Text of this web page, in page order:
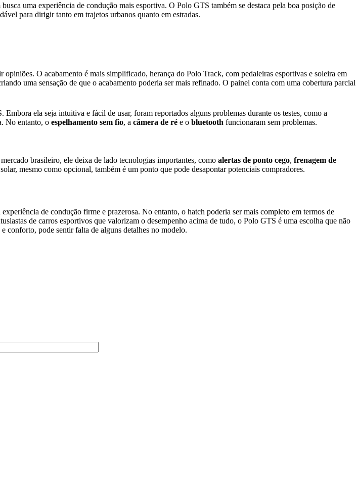
uma experiência de condução mais esportiva. O Polo GTS também se destaca pela boa posição de
para dirigir tanto em trajetos urbanos quanto em estradas.
O acabamento é mais simplificado, herança do Polo Track, com pedaleiras esportivas e soleira em
uma sensação de que o acabamento poderia ser mais refinado. O painel conta com uma cobertura parcial
ela seja intuitiva e fácil de usar, foram reportados alguns problemas durante os testes, como a
No entanto, o espelhamento sem fio, a câmera de ré e o bluetooth funcionaram sem problemas.
brasileiro, ele deixa de lado tecnologias importantes, como alertas de ponto cego, frenagem de
mesmo como opcional, também é um ponto que pode desapontar potenciais compradores.
de condução firme e prazerosa. No entanto, o hatch poderia ser mais completo em termos de
de carros esportivos que valorizam o desempenho acima de tudo, o Polo GTS é uma escolha que não
conforto, pode sentir falta de alguns detalhes no modelo.